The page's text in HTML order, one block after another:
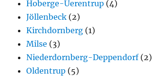
Hoberge-Uerentrup (4)
Jöllenbeck (2)
Kirchdornberg (1)
Milse (3)
Niederdornberg-Deppendorf(2)
Oldentrup (5)